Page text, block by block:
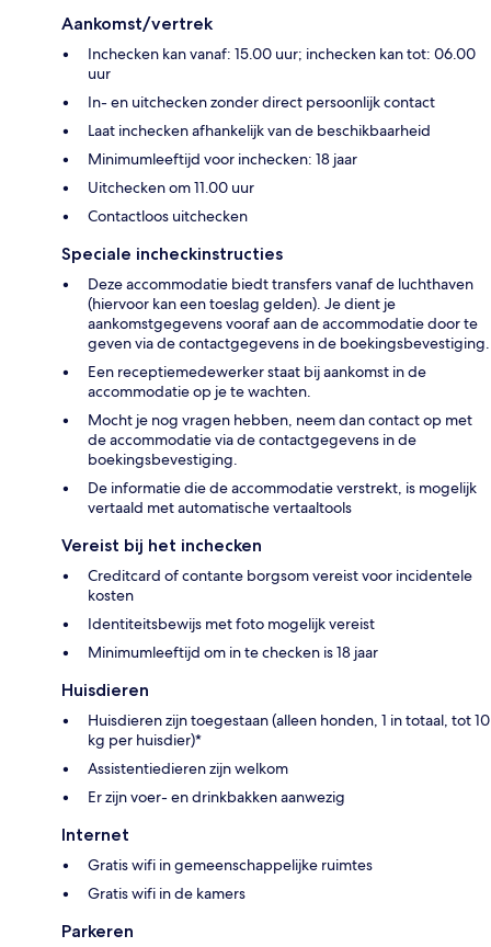
Aankomst/vertrek
Inchecken kan vanaf: 15.00 uur; inchecken kan tot: 06.00
uur
In- en uitchecken zonder direct persoonlijk contact
Laat inchecken afhankelijk van de beschikbaarheid
Minimumleeftijd voor inchecken: 18 jaar
Uitchecken om 11.00 uur
Contactloos uitchecken
Speciale incheckinstructies
Deze accommodatie biedt transfers vanaf de luchthaven
(hiervoor kan een toeslag gelden). Je dient je
aankomstgegevens vooraf aan de accommodatie door te
geven via de contactgegevens in de boekingsbevestiging.
Een receptiemedewerker staat bij aankomst in de
accommodatie op je te wachten.
Mocht je nog vragen hebben, neem dan contact op met
de accommodatie via de contactgegevens in de
boekingsbevestiging.
De informatie die de accommodatie verstrekt, is mogelijk
vertaald met automatische vertaaltools
Vereist bij het inchecken
Creditcard of contante borgsom vereist voor incidentele
kosten
Identiteitsbewijs met foto mogelijk vereist
Minimumleeftijd om in te checken is 18 jaar
Huisdieren
Huisdieren zijn toegestaan (alleen honden, 1 in totaal, tot 10
kg per huisdier)*
Assistentiedieren zijn welkom
Er zijn voer- en drinkbakken aanwezig
Internet
Gratis wifi in gemeenschappelijke ruimtes
Gratis wifi in de kamers
Parkeren